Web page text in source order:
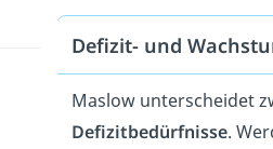
Defizit- und
Maslow unterscheidet
Defizitbedürfnisse.